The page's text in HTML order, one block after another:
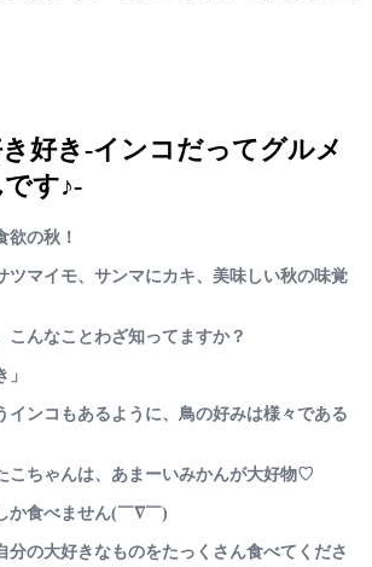
好き-インコだってグルメ
す♪-
欲の秋！
ツマイモ、サンマにカキ、美味しい秋の味覚
こんなことわざ知ってますか？
」
インコもあるように、鳥の好みは様々である
こちゃんは、あまーいみかんが大好物♡
か食べません(￣∇￣)
分の大好きなものをたっくさん食べてくださ